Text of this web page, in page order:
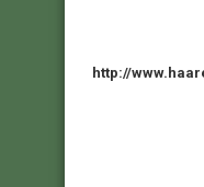
http://